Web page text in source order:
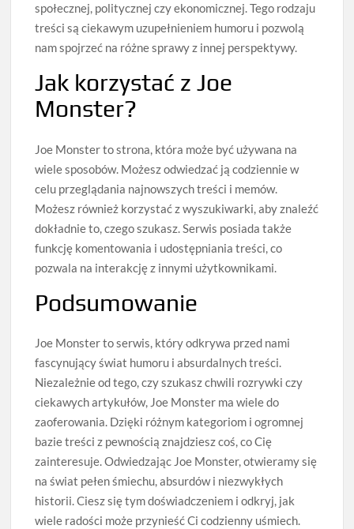
społecznej, politycznej czy ekonomicznej. Tego rodzaju
treści są ciekawym uzupełnieniem humoru i pozwolą
nam spojrzeć na różne sprawy z innej perspektywy.
Jak korzystać z Joe
Monster?
Joe Monster to strona, która może być używana na
wiele sposobów. Możesz odwiedzać ją codziennie w
celu przeglądania najnowszych treści i memów.
Możesz również korzystać z wyszukiwarki, aby znaleźć
dokładnie to, czego szukasz. Serwis posiada także
funkcję komentowania i udostępniania treści, co
pozwala na interakcję z innymi użytkownikami.
Podsumowanie
Joe Monster to serwis, który odkrywa przed nami
fascynujący świat humoru i absurdalnych treści.
Niezależnie od tego, czy szukasz chwili rozrywki czy
ciekawych artykułów, Joe Monster ma wiele do
zaoferowania. Dzięki różnym kategoriom i ogromnej
bazie treści z pewnością znajdziesz coś, co Cię
zainteresuje. Odwiedzając Joe Monster, otwieramy się
na świat pełen śmiechu, absurdów i niezwykłych
historii. Ciesz się tym doświadczeniem i odkryj, jak
wiele radości może przynieść Ci codzienny uśmiech.